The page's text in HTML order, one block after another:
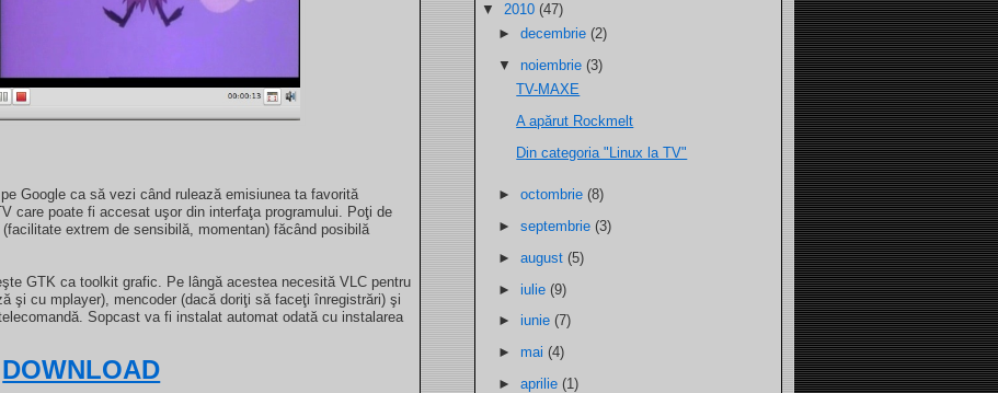
Google ca să vezi când rulează emisiunea ta favorită
care poate fi accesat uşor din interfaţa programului. Poţi de
extrem de sensibilă, momentan) făcând posibilă
GTK ca toolkit grafic. Pe lângă acestea necesită VLC pentru
şi cu mplayer), mencoder (dacă doriţi să faceţi înregistrări) şi
Sopcast va fi instalat automat odată cu instalarea
DOWNLOAD
▼ 2010 (47)
►decembrie(2)
▼noiembrie(3)
TV-MAXE
A apărut Rockmelt
Din categoria "Linux la TV"
►octombrie(8)
►septembrie(3)
►august(5)
►iulie(9)
►iunie(7)
►mai(4)
►aprilie(1)